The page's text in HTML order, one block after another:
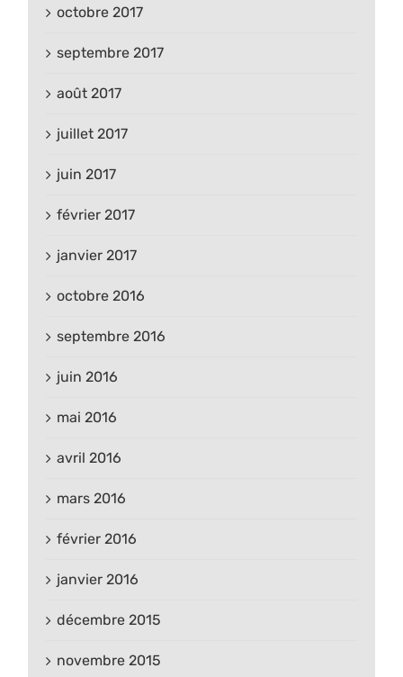
octobre 2017
septembre 2017
août 2017
juillet 2017
juin 2017
février 2017
janvier 2017
octobre 2016
septembre 2016
juin 2016
mai 2016
avril 2016
mars 2016
février 2016
janvier 2016
décembre 2015
novembre 2015